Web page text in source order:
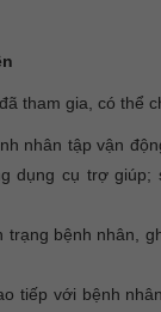
tham gia, có thể
nhân tập vận
dụng cụ trợ
bệnh nhân,
tiếp với bệnh